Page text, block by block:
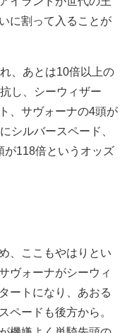
に割って入ることが
、あとは10倍以上の
し、シーウィザー
、サヴォーナの4頭が
シルバースペード、
が118倍というオッズ
、ここもやはりとい
ヴォーナがシーウィ
ートになり、あおる
ペードも後方から。